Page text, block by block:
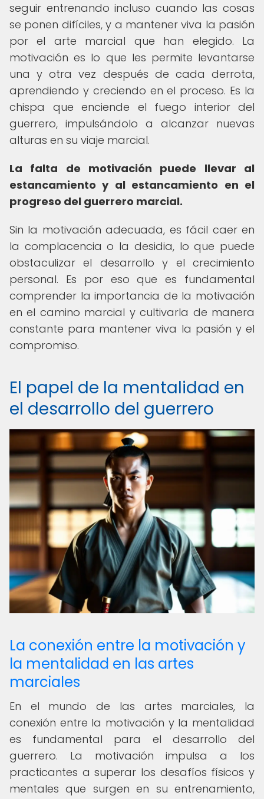
seguir entrenando incluso cuando las cosas
se ponen difíciles, y a mantener viva la pasión
por el arte marcial que han elegido. La
motivación es lo que les permite levantarse
una y otra vez después de cada derrota,
aprendiendo y creciendo en el proceso. Es la
chispa que enciende el fuego interior del
guerrero, impulsándolo a alcanzar nuevas
alturas en su viaje marcial.
La falta de motivación puede llevar al
estancamiento y al estancamiento en el
progreso del guerrero marcial.
Sin la motivación adecuada, es fácil caer en
la complacencia o la desidia, lo que puede
obstaculizar el desarrollo y el crecimiento
personal. Es por eso que es fundamental
comprender la importancia de la motivación
en el camino marcial y cultivarla de manera
constante para mantener viva la pasión y el
compromiso.
El papel de la mentalidad en
el desarrollo del guerrero
La conexión entre la motivación y
la mentalidad en las artes
marciales
En el mundo de las artes marciales, la
conexión entre la motivación y la mentalidad
es fundamental para el desarrollo del
guerrero. La motivación impulsa a los
practicantes a superar los desafíos físicos y
mentales que surgen en su entrenamiento,